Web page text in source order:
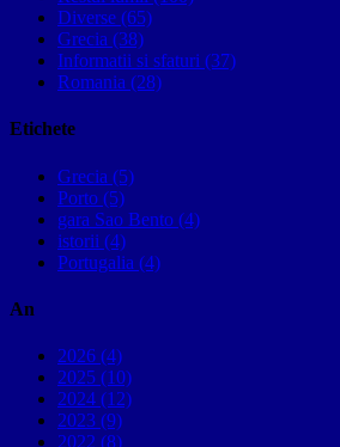
Diverse (65)
Grecia (38)
Informatii si sfaturi (37)
Romania (28)
Etichete
Grecia (5)
Porto (5)
gara Sao Bento (4)
istorii (4)
Portugalia (4)
An
2026 (4)
2025 (10)
2024 (12)
2023 (9)
2022 (8)